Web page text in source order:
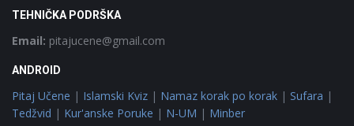
TEHNIČKA PODRŠKA
Email: pitajucene@gmail.com
ANDROID
Pitaj Učene | Islamski Kviz | Namaz korak po korak | Sufara |
Tedžvid | Kur'anske Poruke | N-UM | Minber